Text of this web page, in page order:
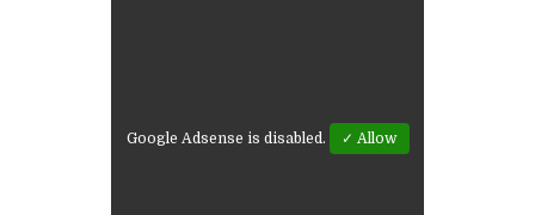
Google Adsense is disabled. ✓ Allow